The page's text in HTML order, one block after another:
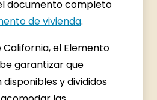
documento completo
de vivienda.
California, el Elemento
garantizar que
y divididos